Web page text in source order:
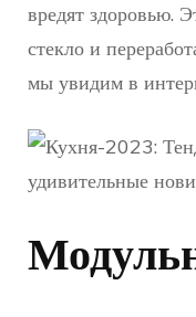
вредят здоровью.
стекло и
мы увидим в